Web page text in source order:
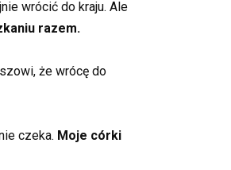
wrócić do kraju. Ale
razem.
że wrócę do
czeka. Moje córki